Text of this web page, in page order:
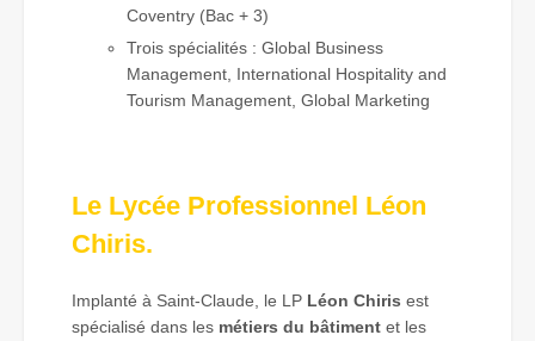
Coventry (Bac + 3)
Trois spécialités : Global Business
Management, International Hospitality and
Tourism Management, Global Marketing
Le Lycée Professionnel Léon
Chiris.
Implanté à Saint-Claude, le LP Léon Chiris est
spécialisé dans les métiers du bâtiment et les